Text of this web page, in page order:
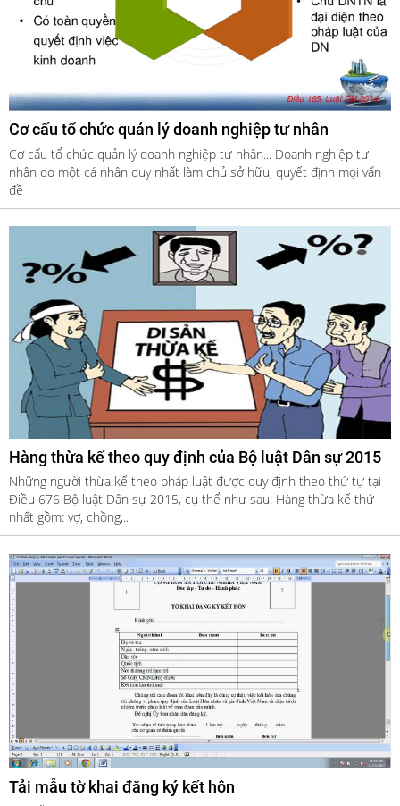
Cơ cấu tổ chức quản lý doanh nghiệp tư nhân
Cơ cấu tổ chức quản lý doanh nghiệp tư nhân... Doanh nghiệp tư
nhân do một cá nhân duy nhất làm chủ sở hữu, quyết định mọi vấn
đề
Hàng thừa kế theo quy định của Bộ luật Dân sự 2015
Những người thừa kế theo pháp luật được quy định theo thứ tự tại
Điều 676 Bộ luật Dân sự 2015, cụ thể như sau: Hàng thừa kế thứ
nhất gồm: vợ, chồng,..
Tải mẫu tờ khai đăng ký kết hôn